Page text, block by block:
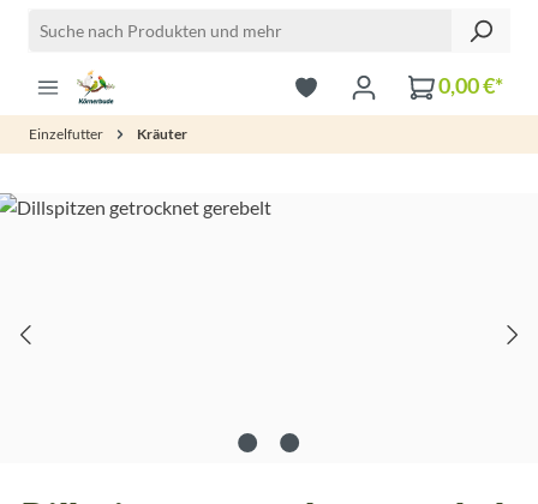
Zum Hauptinhalt springen
0,00 €*
Einzelfutter Kräuter
Bildergalerie überspringen